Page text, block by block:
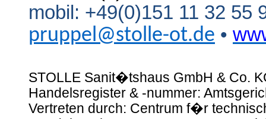
mobil: +49(0)151 11 32 55
pruppel@stolle-ot.de •
STOLLE Sanit�tshaus GmbH & Co.
Handelsregister & -nummer:
Vertreten durch: Centrum f�r